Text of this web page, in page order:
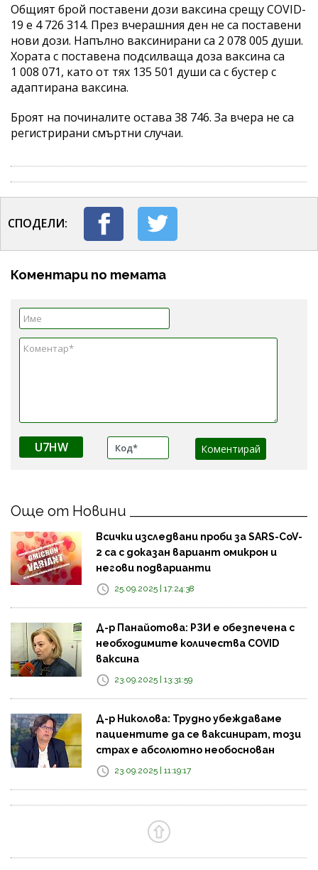
Общият брой поставени дози ваксина срещу COVID-
19 е 4 726 314. През вчерашния ден не са поставени
нови дози. Напълно ваксинирани са 2 078 005 души.
Хората с поставена подсилваща доза ваксина са
1 008 071, като от тях 135 501 души са с бустер с
адаптирана ваксина.
Броят на починалите остава 38 746. За вчера не са
регистрирани смъртни случаи.
СПОДЕЛИ:
Коментари по темата
U7HW
Още от Новини
Всички изследвани проби за SARS-CoV-
2 са с доказан вариант омикрон и
негови подварианти
25.09.2025 | 17:24:38
Д-р Панайотова: РЗИ е обезпечена с
необходимите количества COVID
ваксина
23.09.2025 | 13:31:59
Д-р Николова: Трудно убеждаваме
пациентите да се ваксинират, този
страх е абсолютно необоснован
23.09.2025 | 11:19:17